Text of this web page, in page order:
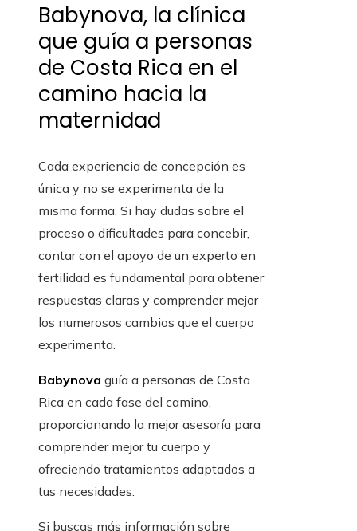
Babynova, la clínica
que guía a personas
de Costa Rica en el
camino hacia la
maternidad
Cada experiencia de concepción es
única y no se experimenta de la
misma forma. Si hay dudas sobre el
proceso o dificultades para concebir,
contar con el apoyo de un experto en
fertilidad es fundamental para obtener
respuestas claras y comprender mejor
los numerosos cambios que el cuerpo
experimenta.
Babynova guía a personas de Costa
Rica en cada fase del camino,
proporcionando la mejor asesoría para
comprender mejor tu cuerpo y
ofreciendo tratamientos adaptados a
tus necesidades.
Si buscas más información sobre